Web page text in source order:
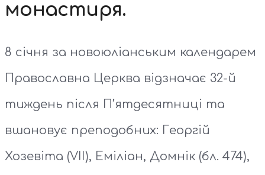
монастиря.
8 січня за новоюліанським календарем
Православна Церква відзначає 32-й
тиждень після П’ятдесятниці та
вшановує преподобних: Георгій
Хозевіта (VІІ), Еміліан, Домнік (бл. 474),